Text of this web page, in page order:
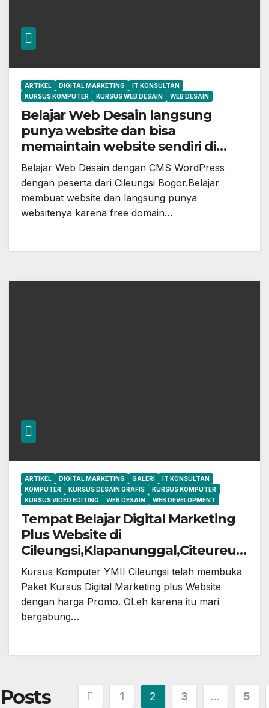
ARTIKEL DIGITAL MARKETING
IT KONSULTAN
KURSUS KOMPUTER
KURSUS WEB DESAIN WEB DESAIN
Belajar Web Desain langsung
punya website dan bisa
memaintain website sendiri di
Kursus Komputer YMII Cileungsi
Bogor
Belajar Web Desain dengan CMS WordPress
dengan peserta dari Cileungsi Bogor.Belajar
membuat website dan langsung punya
websitenya karena free domain…
ARTIKEL DIGITAL MARKETING GALERI
IT KONSULTAN
KOMPUTER
KURSUS DESAIN GRAFIS
KURSUS KOMPUTER
KURSUS VIDEO EDITING
WEB DESAIN WEB DEVELOPMENT
Tempat Belajar Digital Marketing
Plus Website di
Cileungsi,Klapanunggal,Citeureup,
Gunung Putri,Cibubur,Bekasi dan
Jonggol
Kursus Komputer YMII Cileungsi telah membuka
Paket Kursus Digital Marketing plus Website
dengan harga Promo. OLeh karena itu mari
bergabung…
Posts 1 2 3 … 5